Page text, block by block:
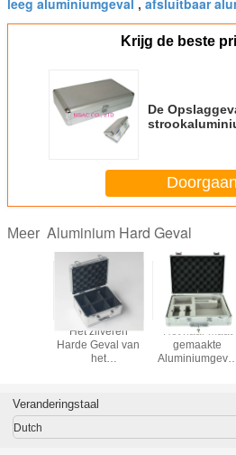
,
Krijg de beste
De
Doorgaan
Meer Aluminium Hard Geval
Het zilveren
Harde Geval van
het
Het naar maat
gemaakte
Aluminiumgeval
Veranderingstaal
Dutch